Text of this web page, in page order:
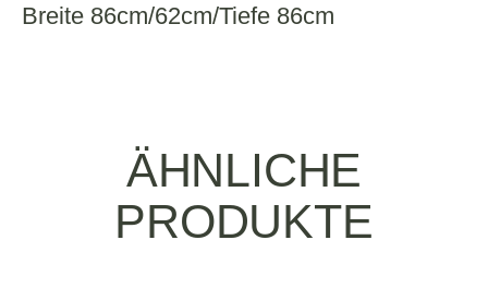
Breite 86cm/62cm/Tiefe 86cm
ÄHNLICHE
PRODUKTE